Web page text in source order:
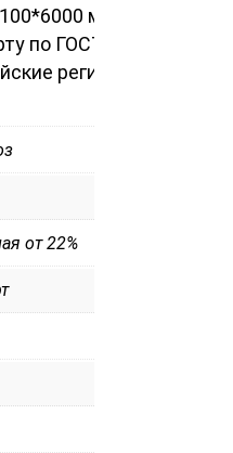
мм. Изделие
по ГОСТ, при заказе
регионы.
от 22%